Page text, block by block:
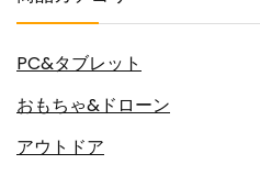
PC&タブレット
おもちゃ&ドローン
アウトドア